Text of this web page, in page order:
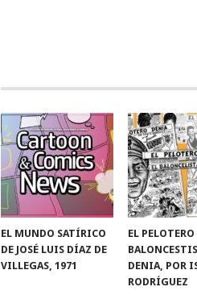
EL MUNDO SATÍRICO
DE JOSÉ LUIS DÍAZ DE
VILLEGAS, 1971
EL PELOTERO
DENIA, POR
RODRÍGUEZ